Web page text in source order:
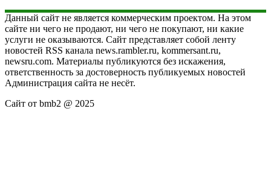
Данный сайт не является коммерческим проектом. На этом
сайте ни чего не продают, ни чего не покупают, ни какие
услуги не оказываются. Сайт представляет собой ленту
новостей RSS канала news.rambler.ru, kommersant.ru,
newsru.com. Материалы публикуются без искажения,
ответственность за достоверность публикуемых новостей
Администрация сайта не несёт.
Сайт от bmb2 @ 2025